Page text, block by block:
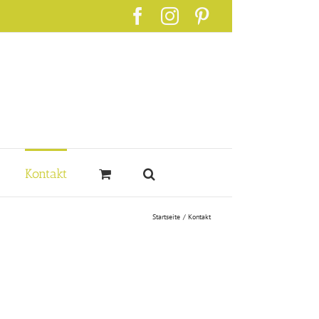
Facebook
Instagram
Kontakt
Startseite Kontakt